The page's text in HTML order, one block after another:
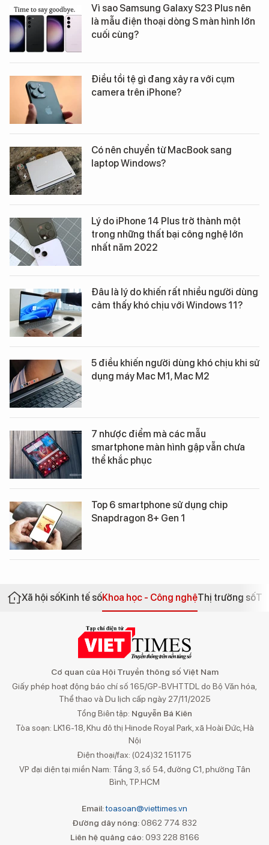
Vì sao Samsung Galaxy S23 Plus nên
là mẫu điện thoại dòng S màn hình lớn
cuối cùng?
Điều tồi tệ gì đang xảy ra với cụm
camera trên iPhone?
Có nên chuyển từ MacBook sang
laptop Windows?
Lý do iPhone 14 Plus trở thành một
trong những thất bại công nghệ lớn
nhất năm 2022
Đâu là lý do khiến rất nhiều người dùng
cảm thấy khó chịu với Windows 11?
5 điều khiến người dùng khó chịu khi sử
dụng máy Mac M1, Mac M2
7 nhược điểm mà các mẫu
smartphone màn hình gập vẫn chưa
thể khắc phục
Top 6 smartphone sử dụng chip
Snapdragon 8+ Gen 1
Xã hội sốKinh tế sốKhoa học - Công nghệThị trường số
Cơ quan của Hội Truyền thông số Việt Nam
Giấy phép hoạt động báo chí số 165/GP-BVHTTDL do Bộ Văn hóa,
Thể thao và Du lịch cấp ngày 27/11/2025
Tổng Biên tập: Nguyễn Bá Kiên
Tòa soạn: LK16-18, Khu đô thị Hinode Royal Park, xã Hoài Đức, Hà
Nội
Điện thoại/fax: (024)32 151175
VP đại diện tại miền Nam: Tầng 3, số 54, đường C1, phường Tân
Bình, TP.HCM
Email:toasoan@viettimes.vn
Đường dây nóng: 0862 774 832
Liên hệ quảng cáo:093 228 8166